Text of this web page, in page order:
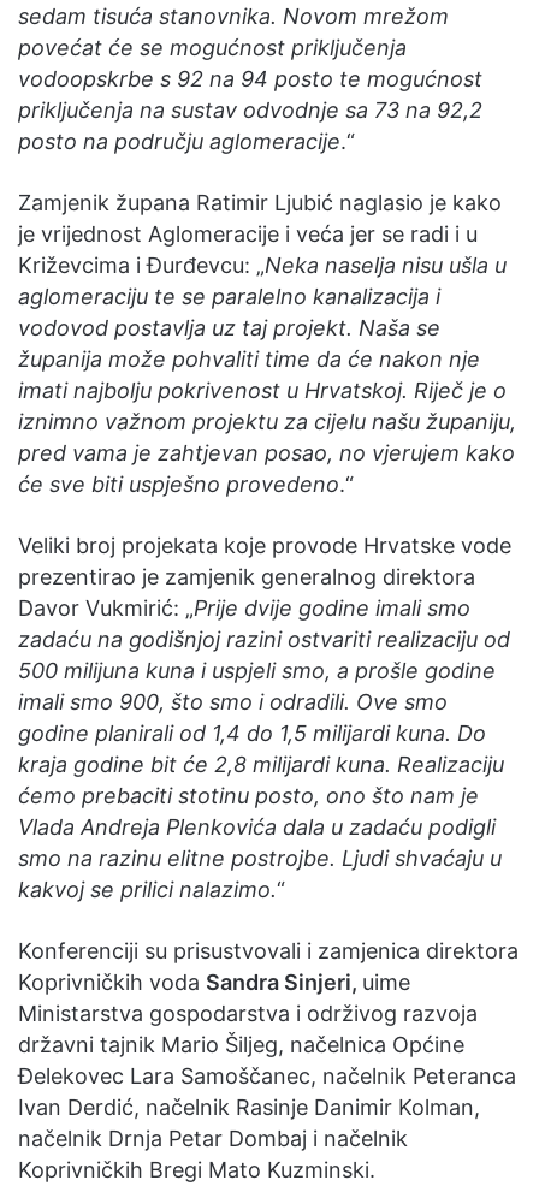
sedam tisuća stanovnika. Novom mrežom
povećat će se mogućnost priključenja
vodoopskrbe s 92 na 94 posto te mogućnost
priključenja na sustav odvodnje sa 73 na 92,2
posto na području aglomeracije.“
Zamjenik župana Ratimir Ljubić naglasio je kako
je vrijednost Aglomeracije i veća jer se radi i u
Križevcima i Đurđevcu: „Neka naselja nisu ušla u
aglomeraciju te se paralelno kanalizacija i
vodovod postavlja uz taj projekt. Naša se
županija može pohvaliti time da će nakon nje
imati najbolju pokrivenost u Hrvatskoj. Riječ je o
iznimno važnom projektu za cijelu našu županiju,
pred vama je zahtjevan posao, no vjerujem kako
će sve biti uspješno provedeno.“
Veliki broj projekata koje provode Hrvatske vode
prezentirao je zamjenik generalnog direktora
Davor Vukmirić: „Prije dvije godine imali smo
zadaću na godišnjoj razini ostvariti realizaciju od
500 milijuna kuna i uspjeli smo, a prošle godine
imali smo 900, što smo i odradili. Ove smo
godine planirali od 1,4 do 1,5 milijardi kuna. Do
kraja godine bit će 2,8 milijardi kuna. Realizaciju
ćemo prebaciti stotinu posto, ono što nam je
Vlada Andreja Plenkovića dala u zadaću podigli
smo na razinu elitne postrojbe. Ljudi shvaćaju u
kakvoj se prilici nalazimo.“
Konferenciji su prisustvovali i zamjenica direktora
Koprivničkih voda Sandra Sinjeri, uime
Ministarstva gospodarstva i održivog razvoja
državni tajnik Mario Šiljeg, načelnica Općine
Đelekovec Lara Samoščanec, načelnik Peteranca
Ivan Derdić, načelnik Rasinje Danimir Kolman,
načelnik Drnja Petar Dombaj i načelnik
Koprivničkih Bregi Mato Kuzminski.